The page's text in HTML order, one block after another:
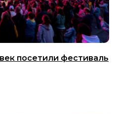
посетили фестиваль